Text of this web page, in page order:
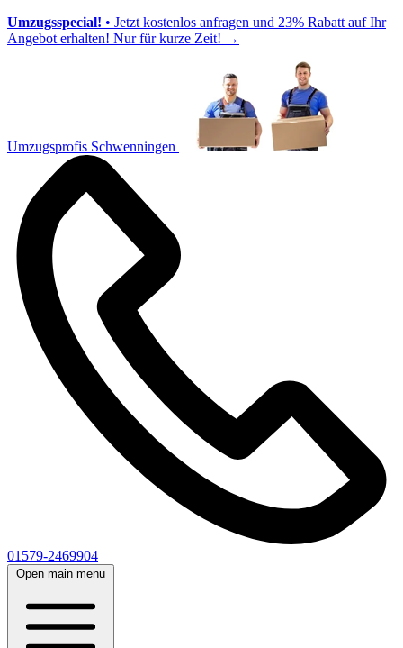
Umzugsspecial! • Jetzt kostenlos anfragen und 23% Rabatt auf Ihr
Angebot erhalten! Nur für kurze Zeit! →
Umzugsprofis Schwenningen
01579-2469904
Open main menu